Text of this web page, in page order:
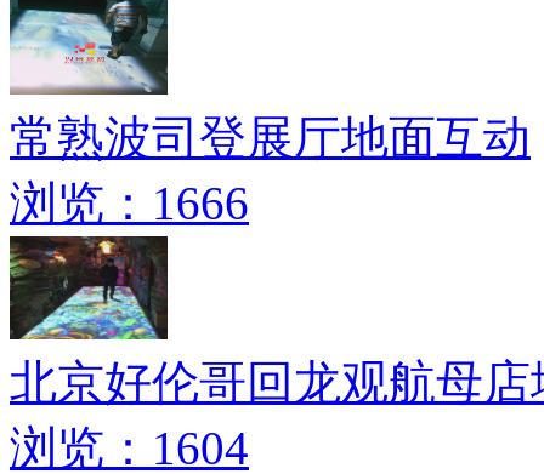
常熟波司登展厅地面互动
浏览：1666
北京好伦哥回龙观航母
浏览：1604